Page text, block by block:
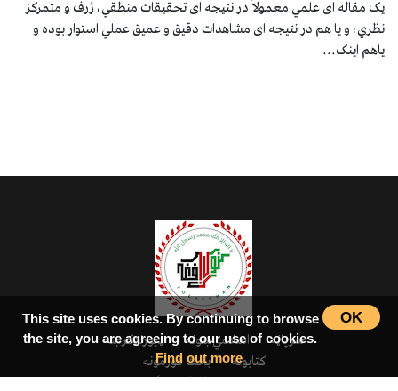
یک ﻣﻘﺎﻟﻪ ای ﻋﻠﻤﻲ ﻣﻌﻤﻮلاً ﺩﺭ ﻧﺘﻴﺠﻪ ای تحقیقات ﻣﻨﻄﻘﻲ، ژﺭﻑ ﻭ ﻣﺘﻤﺮﻛﺰ
ﻧﻈﺮﻱ، و یا هم ﺩﺭ ﻧﺘﻴﺠﻪ ای مشاهدات دقیق و عمیق ﻋﻤﻠﻲ استوار بوده و
ﻳﺎهم اینک...
سرپاڼه اسلامي‌ښونه
ډیورنډ‌کرښه
کتابونه
بحث فورمونه
شاعران
ټول افغان تګلاره
OK
This site uses cookies. By continuing to browse
the site, you are agreeing to our use of cookies.
Find out more